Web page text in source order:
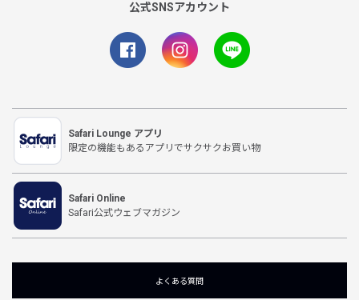
公式SNSアカウント
Safari Lounge アプリ
限定の機能もあるアプリでサクサクお買い物
Safari Online
Safari公式ウェブマガジン
よくある質問